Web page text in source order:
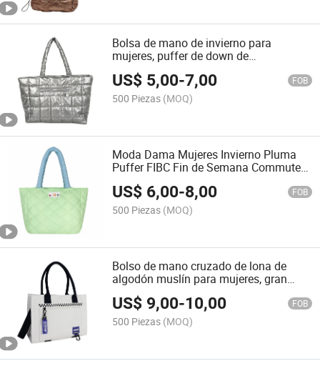
Bolsa de mano de invierno para
mujeres, puffer de down de
Guangzhou, bolsa de fin de semana y
de transporte (CY3558)
US$ 5,00-7,00 FOB
500 Piezas (MOQ)
Moda Dama Mujeres Invierno Pluma
Puffer FIBC Fin de Semana Commuter
Tote Bolso (CY3533)
US$ 6,00-8,00 FOB
500 Piezas (MOQ)
Bolso de mano cruzado de lona de
algodón muslín para mujeres, gran
capacidad, ocio y compras (CY1861)
US$ 9,00-10,00 FOB
500 Piezas (MOQ)